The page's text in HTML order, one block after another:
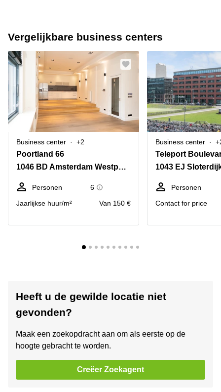
Vergelijkbare business centers
Business center +2
Poortland 66
1046 BD Amsterdam Westpoort
Personen
6
Jaarlijkse huur/m²
Van 150 €
Business center
Teleport
1043 EJ
Personen
Contact for price
Heeft u de gewilde locatie niet
gevonden?
Maak een zoekopdracht aan om als eerste op de
hoogte gebracht te worden.
Creëer Zoekagent